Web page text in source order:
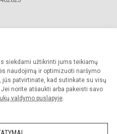
siekdami užtikrinti jums teikiamų
naudojimą ir optimizuoti naršymo
jūs patvirtinate, kad sutinkate su visų
norite atšaukti arba pakeisti savo
valdymo puslapyje.
„Žibutė“. Visos teisės saugomos.
sutikimo griežtai draudžiama.
Slapukų valdymas